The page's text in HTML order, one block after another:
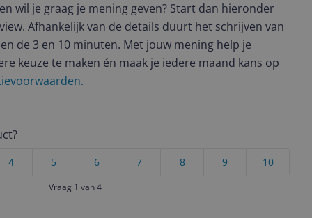
wil je graag je mening geven? Start dan hieronder
Afhankelijk van de details duurt het schrijven van
de 3 en 10 minuten. Met jouw mening help je
keuze te maken én maak je iedere maand kans op
10
9
8
7
6
5
4
Vraag 1 van 4